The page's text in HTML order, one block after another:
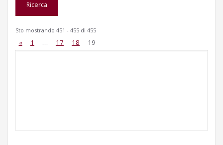
Sto mostrando 451 - 455 di 455
« 1 … 17 18 19